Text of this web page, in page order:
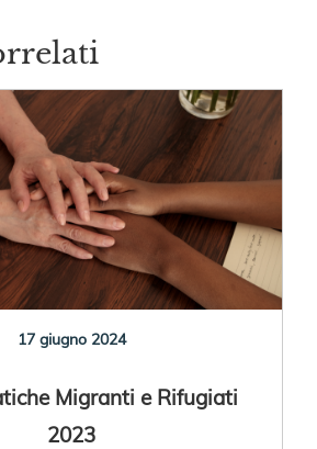
17 giugno 2024
Migranti e Rifugiati
2023